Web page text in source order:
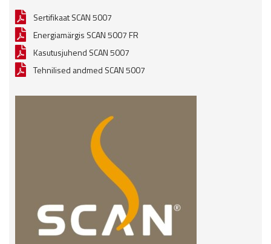
Sertifikaat SCAN 5007
Energiamärgis SCAN 5007 FR
Kasutusjuhend SCAN 5007
Tehnilised andmed SCAN 5007